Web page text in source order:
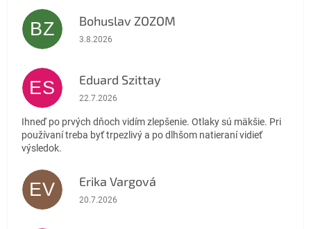
BZ Bohuslav ZOZOM
Hodnotenie obchodu je 5 z 5 hviezdičiek.
3.8.2026
ES Eduard Szittay
Hodnotenie obchodu je 5 z 5 hviezdičiek.
22.7.2026
Ihneď po prvých dňoch vidím zlepšenie. Otlaky sú mäkšie. Pri
používaní treba byť trpezlivý a po dlhšom natieraní vidieť
výsledok.
EV Erika Vargová
Hodnotenie obchodu je 5 z 5 hviezdičiek.
20.7.2026